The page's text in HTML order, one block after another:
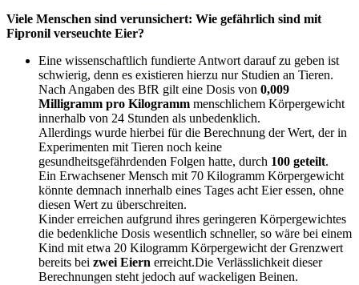
Viele Menschen sind verunsichert: Wie gefährlich sind mit
Fipronil verseuchte Eier?
Eine wissenschaftlich fundierte Antwort darauf zu geben ist
schwierig, denn es existieren hierzu nur Studien an Tieren.
Nach Angaben des BfR gilt eine Dosis von 0,009
Milligramm pro Kilogramm menschlichem Körpergewicht
innerhalb von 24 Stunden als unbedenklich.
Allerdings wurde hierbei für die Berechnung der Wert, der in
Experimenten mit Tieren noch keine
gesundheitsgefährdenden Folgen hatte, durch 100 geteilt.
Ein Erwachsener Mensch mit 70 Kilogramm Körpergewicht
könnte demnach innerhalb eines Tages acht Eier essen, ohne
diesen Wert zu überschreiten.
Kinder erreichen aufgrund ihres geringeren Körpergewichtes
die bedenkliche Dosis wesentlich schneller, so wäre bei einem
Kind mit etwa 20 Kilogramm Körpergewicht der Grenzwert
bereits bei zwei Eiern erreicht.Die Verlässlichkeit dieser
Berechnungen steht jedoch auf wackeligen Beinen.